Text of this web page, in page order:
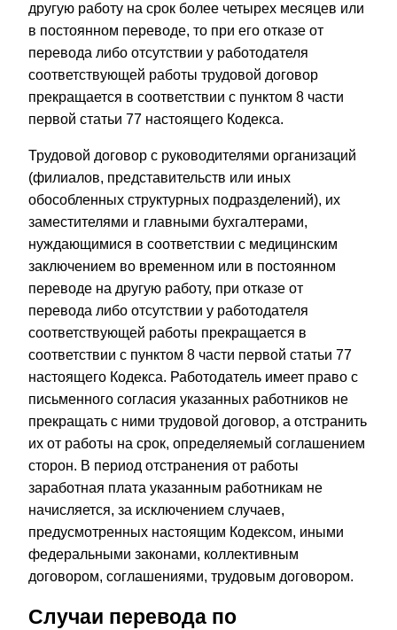
другую работу на срок более четырех месяцев или
в постоянном переводе, то при его отказе от
перевода либо отсутствии у работодателя
соответствующей работы трудовой договор
прекращается в соответствии с пунктом 8 части
первой статьи 77 настоящего Кодекса.
Трудовой договор с руководителями организаций
(филиалов, представительств или иных
обособленных структурных подразделений), их
заместителями и главными бухгалтерами,
нуждающимися в соответствии с медицинским
заключением во временном или в постоянном
переводе на другую работу, при отказе от
перевода либо отсутствии у работодателя
соответствующей работы прекращается в
соответствии с пунктом 8 части первой статьи 77
настоящего Кодекса. Работодатель имеет право с
письменного согласия указанных работников не
прекращать с ними трудовой договор, а отстранить
их от работы на срок, определяемый соглашением
сторон. В период отстранения от работы
заработная плата указанным работникам не
начисляется, за исключением случаев,
предусмотренных настоящим Кодексом, иными
федеральными законами, коллективным
договором, соглашениями, трудовым договором.
Случаи перевода по